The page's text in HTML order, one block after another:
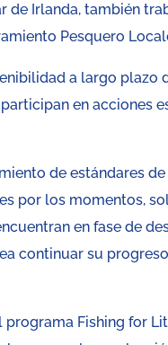
de Irlanda, también
Pesquero
a largo plazo
en acciones
de estándares
por los momentos,
en fase de
continuar su
Fishing for